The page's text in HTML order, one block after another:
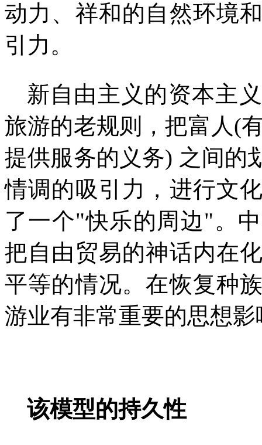
动力、祥和的自然环境
引力。
新自由主义的资本主
旅游的老规则，把富人(
提供服务的义务) 之间的
情调的吸引力，进行文
了一个"快乐的周边 "。
把自由贸易的神话内在
平等的情况。在恢复种
游业有非常重要的思想影
该模型的持久性